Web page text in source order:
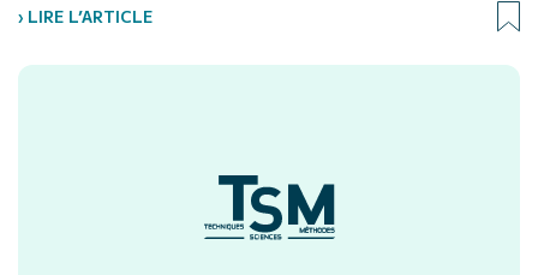
› LIRE L’ARTICLE